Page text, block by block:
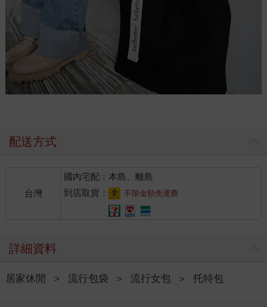
配送方式
台灣
國內宅配：本島、離島
到店取貨：
不限金額免運費
詳細資料
居家休閒 ＞ 流行包袋 ＞ 流行女包 ＞ 托特包